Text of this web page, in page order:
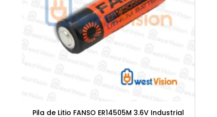
Pila de Litio FANSO ER14505M 3.6V Industrial